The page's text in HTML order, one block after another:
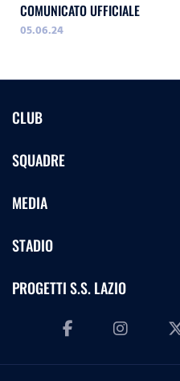
COMUNICATO UFFICIALE
05.06.24
CLUB
SQUADRE
MEDIA
STADIO
PROGETTI S.S. LAZIO